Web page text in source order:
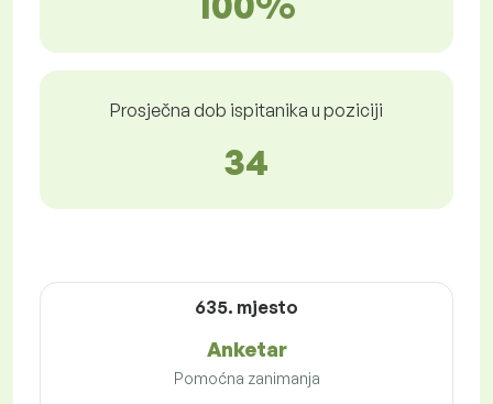
Prosječna dob ispitanika u poziciji
34
635. mjesto
Anketar
Pomoćna zanimanja